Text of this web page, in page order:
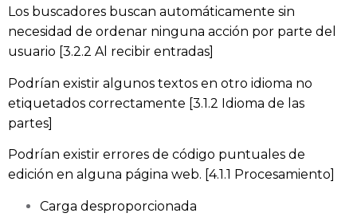
Los buscadores buscan automáticamente sin
necesidad de ordenar ninguna acción por parte del
usuario [3.2.2 Al recibir entradas]
Podrían existir algunos textos en otro idioma no
etiquetados correctamente [3.1.2 Idioma de las
partes]
Podrían existir errores de código puntuales de
edición en alguna página web. [4.1.1 Procesamiento]
Carga desproporcionada